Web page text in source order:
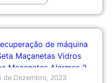
de Dezembro, 2023